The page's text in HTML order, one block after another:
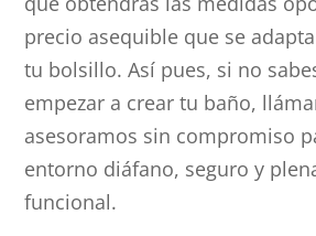
precio asequible que se
tu bolsillo. Así pues, si no
empezar a crear tu baño,
asesoramos sin compromiso
entorno diáfano, seguro y
funcional.